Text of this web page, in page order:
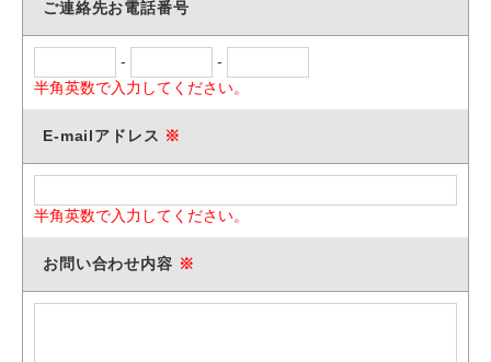
ご連絡先お電話番号
-
-
半角英数で入力してください。
E-mailアドレス
半角英数で入力してください。
お問い合わせ内容